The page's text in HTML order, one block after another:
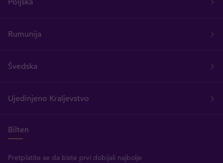
Poljska
Rumunija
Švedska
Ujedinjeno Kraljevstvo
Bilten
Pretplatite se da biste prvi dobijali najbolje